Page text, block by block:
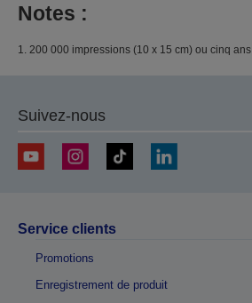
Notes :
1. 200 000 impressions (10 x 15 cm) ou cinq ans.
Suivez-nous
Service clients
Promotions
Enregistrement de produit